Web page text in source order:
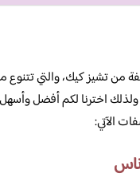
من تشيز كيك، والتي تتنوع
ولذلك اخترنا لكم أفضل
الآتي: